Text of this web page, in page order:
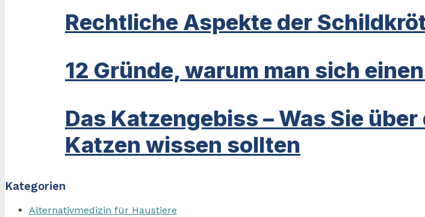
Rechtliche Aspekte der
12 Gründe, warum man sich
Das Katzengebiss – Was Sie
Katzen wissen sollten
Kategorien
Alternativmedizin für Haustiere